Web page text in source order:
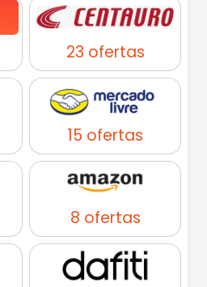
23 ofertas
15 ofertas
8 ofertas